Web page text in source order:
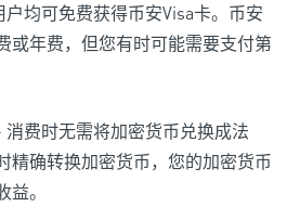
均可免费获得币安Visa卡。币安
或年费，但您有时可能需要支付第
消费时无需将加密货币兑换成法
精确转换加密货币，您的加密货币
。